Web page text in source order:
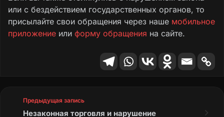
или с бездействием государственных органов, то
присылайте свои обращения через наше мобильное
приложение или форму обращения на сайте.
Предыдущая запись
Незаконная торговля и нарушение